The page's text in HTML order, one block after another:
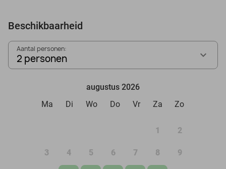
Beschikbaarheid
Aantal personen:
2 personen
augustus 2026
Ma
Di Wo Do Vr Za Zo
1 2
3 4 5 6 7 8 9